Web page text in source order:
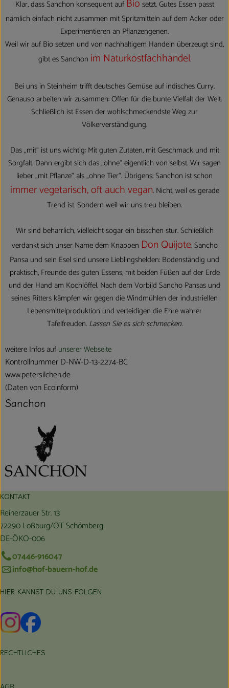
Klar, dass Sanchon konsequent auf Bio setzt. Gutes Essen passt
nämlich einfach nicht zusammen mit Spritzmitteln auf dem Acker oder
Experimentieren an Pflanzengenen.
Weil wir auf Bio setzen und von nachhaltigem Handeln überzeugt sind,
gibt es Sanchon im Naturkostfachhandel.
Bei uns in Steinheim trifft deutsches Gemüse auf indisches Curry.
Genauso arbeiten wir zusammen: Offen für die bunte Vielfalt der Welt.
Schließlich ist Essen der wohlschmeckendste Weg zur
Völkerverständigung.
Das „mit“ ist uns wichtig: Mit guten Zutaten, mit Geschmack und mit
Sorgfalt. Dann ergibt sich das „ohne“ eigentlich von selbst. Wir sagen
lieber „mit Pflanze“ als „ohne Tier“. Übrigens: Sanchon ist schon
immer vegetarisch, oft auch vegan. Nicht, weil es gerade
Trend ist. Sondern weil wir uns treu bleiben.
Wir sind beharrlich, vielleicht sogar ein bisschen stur. Schließlich
verdankt sich unser Name dem Knappen Don Quijote. Sancho
Pansa und sein Esel sind unsere Lieblingshelden: Bodenständig und
praktisch, Freunde des guten Essens, mit beiden Füßen auf der Erde
und der Hand am Kochlöffel. Nach dem Vorbild Sancho Pansas und
seines Ritters kämpfen wir gegen die Windmühlen der industriellen
Lebensmittelproduktion und verteidigen die Ehre wahrer
Tafelfreuden. Lassen Sie es sich schmecken.
weitere Infos auf unserer Webseite
Kontrollnummer D-NW-D-13-2274-BC
www.petersilchen.de
(Daten von Ecoinform)
Sanchon
KONTAKT
Reinerzauer Str. 13
72290 Loßburg/OT Schömberg
DE-ÖKO-006
07446-916047
info@hof-bauern-hof.de
HIER KANNST DU UNS FOLGEN
Externer Link zu https://www.instagram.com/hofbauernhof/
Externer Link zu https://www.facebook.com/
RECHTLICHES